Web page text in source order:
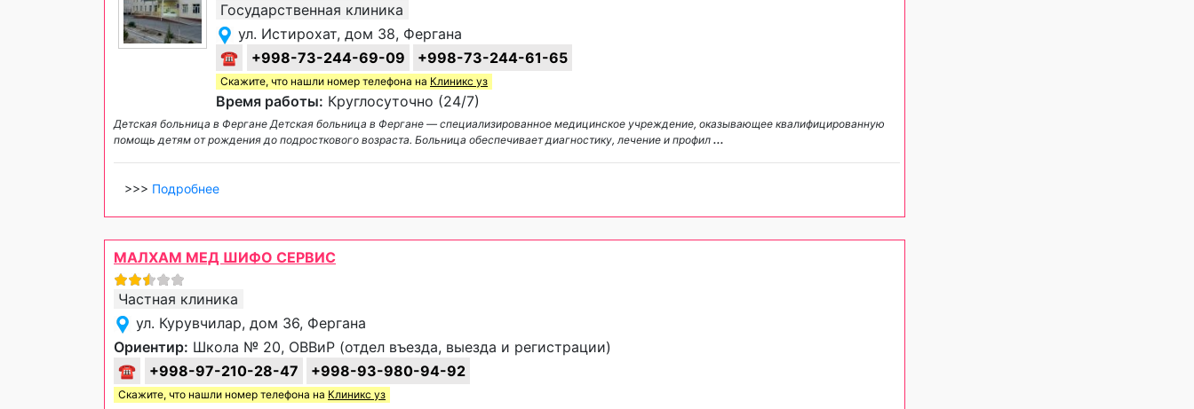
Государственная клиника
ул. Истирохат, дом 38, Фергана
☎
+998-73-244-69-09 +998-73-244-61-65
Скажите, что нашли номер телефона на Клиникс уз
Время работы: Круглосуточно (24/7)
Детская больница в Фергане Детская больница в Фергане — специализированное медицинское учреждение, оказывающее квалифицированную
помощь детям от рождения до подросткового возраста. Больница обеспечивает диагностику, лечение и профил ...
>>> Подробнее
МАЛХАМ МЕД ШИФО СЕРВИС
Частная клиника
ул. Курувчилар, дом 36, Фергана
Ориентир: Школа № 20, ОВВиР (отдел въезда, выезда и регистрации)
☎
+998-97-210-28-47 +998-93-980-94-92
Скажите, что нашли номер телефона на Клиникс уз